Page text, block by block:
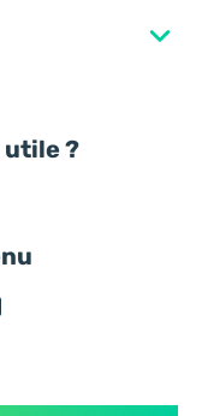
utile ?
(nouvelle fenêtre)
/ Twitter (nouvelle
sur WhatsApp
par mail